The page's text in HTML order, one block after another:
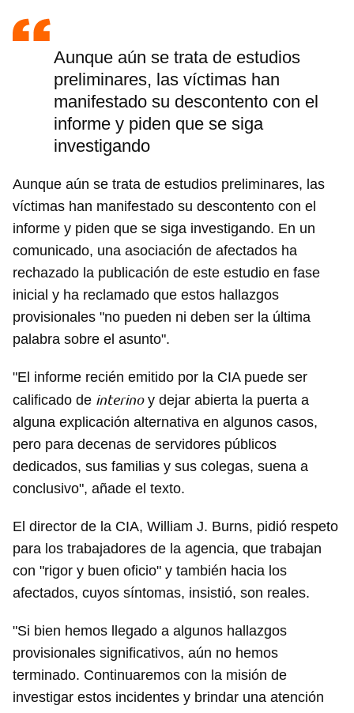
Aunque aún se trata de estudios
preliminares, las víctimas han
manifestado su descontento con el
informe y piden que se siga
investigando
Aunque aún se trata de estudios preliminares, las
víctimas han manifestado su descontento con el
informe y piden que se siga investigando. En un
comunicado, una asociación de afectados ha
rechazado la publicación de este estudio en fase
inicial y ha reclamado que estos hallazgos
provisionales "no pueden ni deben ser la última
palabra sobre el asunto".
"El informe recién emitido por la CIA puede ser
calificado de interinoy dejar abierta la puerta a
alguna explicación alternativa en algunos casos,
pero para decenas de servidores públicos
dedicados, sus familias y sus colegas, suena a
conclusivo", añade el texto.
El director de la CIA, William J. Burns, pidió respeto
para los trabajadores de la agencia, que trabajan
con "rigor y buen oficio" y también hacia los
afectados, cuyos síntomas, insistió, son reales.
"Si bien hemos llegado a algunos hallazgos
provisionales significativos, aún no hemos
terminado. Continuaremos con la misión de
investigar estos incidentes y brindar una atención